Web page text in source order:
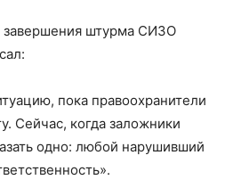
завершения штурма СИЗО
пока правоохранители
Сейчас, когда заложники
одно: любой нарушивший